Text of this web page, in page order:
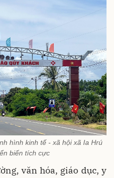
hình kinh tế - xã hội xã Ia Hrú
biến tích cực
văn hóa, giáo dục, y